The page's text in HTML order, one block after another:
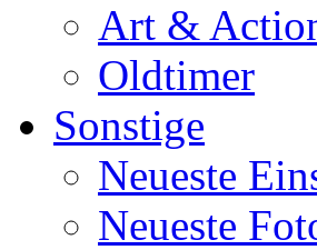
Art &
Oldtimer
Sonstige
Neueste
Neueste